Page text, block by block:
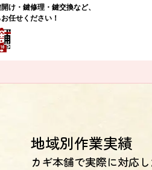
け・鍵修理・鍵交換など、
任せください！
地域別作業実績
カギ本舗で実際に対応